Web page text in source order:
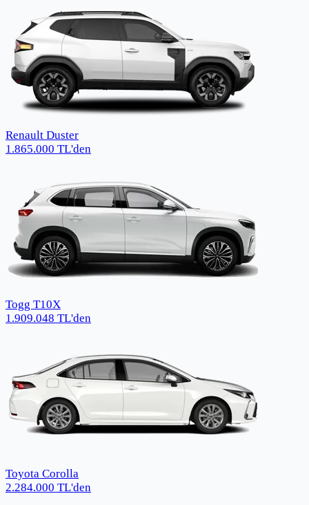
Renault Duster
1.865.000 TL'den
Togg T10X
1.909.048 TL'den
Toyota Corolla
2.284.000 TL'den